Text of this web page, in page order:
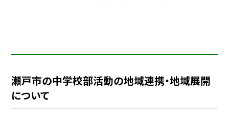
瀬戸市の中学校部活動の地域連携・地域展開
について